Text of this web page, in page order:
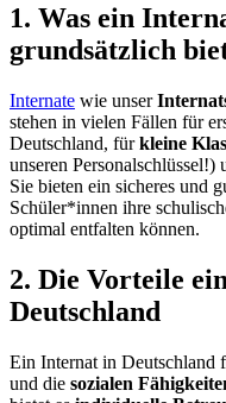
1. Was ein
grundsätzlich
Internate wie unser
stehen in vielen Fällen für
Deutschland, fürkleine
unseren Personalschlüssel!)
Sie bieten ein sicheres und
Schüler*innen ihre
optimal entfalten können.
2. Die Vorteile
Deutschland
Ein Internat in Deutschland
und die sozialen